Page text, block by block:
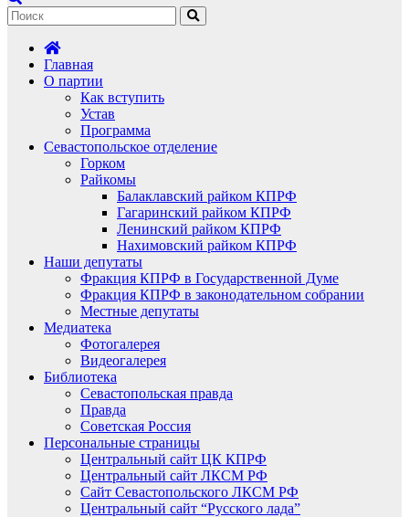
Главная
О партии
Как вступить
Устав
Программа
Севастопольское отделение
Горком
Райкомы
Балаклавский райком КПРФ
Гагаринский райком КПРФ
Ленинский райком КПРФ
Нахимовский райком КПРФ
Наши депутаты
Фракция КПРФ в Государственной Думе
Фракция КПРФ в законодательном собрании
Местные депутаты
Медиатека
Фотогалерея
Видеогалерея
Библиотека
Севастопольская правда
Правда
Советская Россия
Персональные страницы
Центральный сайт ЦК КПРФ
Центральный сайт ЛКСМ РФ
Сайт Севастопольского ЛКСМ РФ
Центральный сайт “Русского лада”